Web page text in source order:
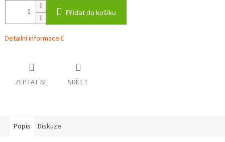
Přidat do košíku
Detailní informace
ZEPTAT SE SDÍLET
Popis Diskuze